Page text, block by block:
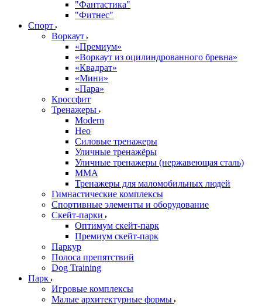
"Фантастика"
"Фитнес"
Спорт
Воркаут
«Премиум»
«Воркаут из оцилиндрованного бревна»
«Квадрат»
«Мини»
«Пара»
Кроссфит
Тренажеры
Modern
Нео
Силовые тренажеры
Уличные тренажёры
Уличные тренажеры (нержавеющая сталь)
ММА
Тренажеры для маломобильных людей
Гимнастические комплексы
Спортивные элементы и оборудование
Скейт-парки
Оптимум скейт-парк
Премиум скейт-парк
Паркур
Полоса препятствий
Dog Training
Парк
Игровые комплексы
Малые архитектурные формы